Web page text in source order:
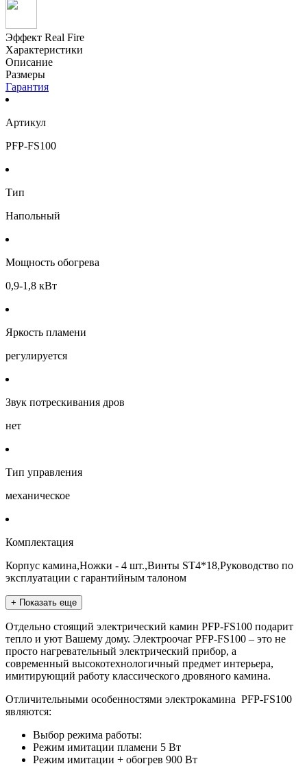
Эффект Real Fire
Характеристики
Описание
Размеры
Гарантия
Артикул
PFP-FS100
Тип
Напольный
Мощность обогрева
0,9-1,8 кВт
Яркость пламени
регулируется
Звук потрескивания дров
нет
Тип управления
механическое
Комплектация
Корпус камина,Ножки - 4 шт.,Винты ST4*18,Руководство по
эксплуатации с гарантийным талоном
+ Показать еще
Отдельно стоящий электрический камин PFP-FS100 подарит
тепло и уют Вашему дому. Электроочаг PFP-FS100 – это не
просто нагревательный электрический прибор, а
современный высокотехнологичный предмет интерьера,
имитирующий работу классического дровяного камина.
Отличительными особенностями электрокамина PFP-FS100
являются:
Выбор режима работы:
Режим имитации пламени 5 Вт
Режим имитации + обогрев 900 Вт